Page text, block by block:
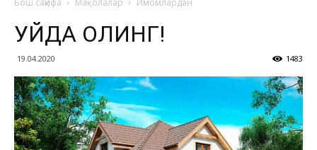
Бош саҳифа Мақолалар Имомлардан
УЙДА ҚОЛИНГ!
19.04.2020 1483